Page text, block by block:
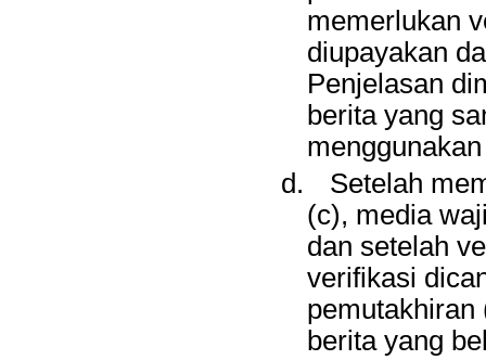
memerlukan
diupayakan
Penjelasan
berita yang
d.
Setelah
(c), media
dan setelah
verifikasi
pemutakhiran
berita yang